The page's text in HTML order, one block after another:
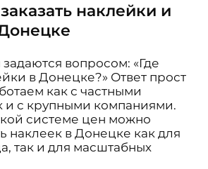
наклейки и
вопросом: «Где
в Донецке?» Ответ прост
как с частными
и с крупными компаниями.
системе цен можно
наклеек в Донецке как для
так и для масштабных